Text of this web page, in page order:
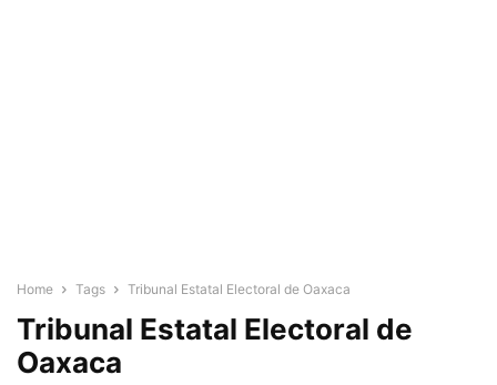
Home Tags Tribunal Estatal Electoral de Oaxaca
Tribunal Estatal Electoral de
Oaxaca